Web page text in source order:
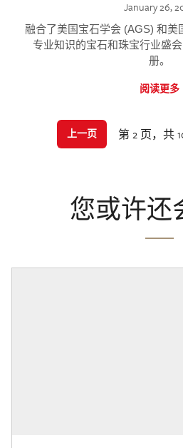
January 26,
融合了美国宝石学会 (AGS) 和美
专业知识的宝石和珠宝行业盛
册。
阅读更多
上一页 第 2 页，共
您或许还